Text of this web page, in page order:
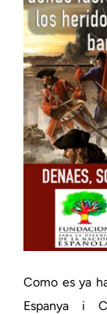
Como es ya
Espanya i